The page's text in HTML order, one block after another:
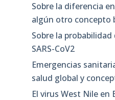
Sobre la diferencia
algún otro concepto
Sobre la
SARS-CoV2
Emergencias
salud global y
El virus West Nile en